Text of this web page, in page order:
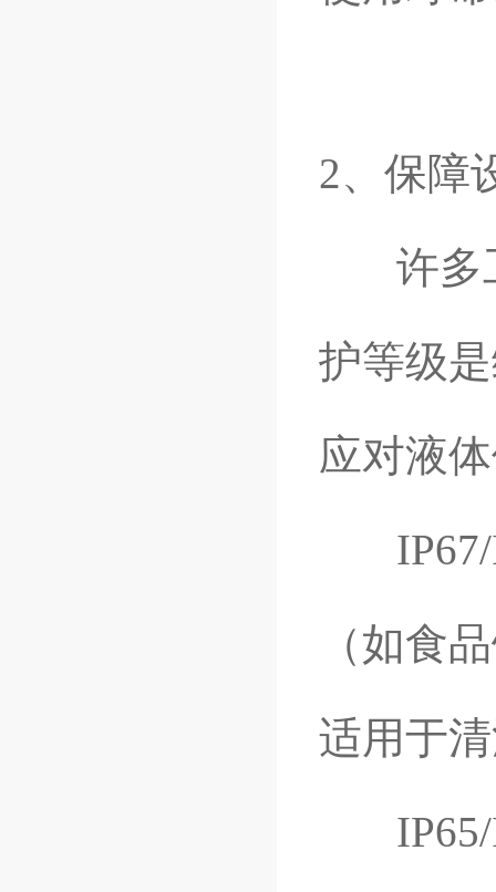
2、保障
许多工
护等级
应对液
IP67/
（如食
适用于
IP65/